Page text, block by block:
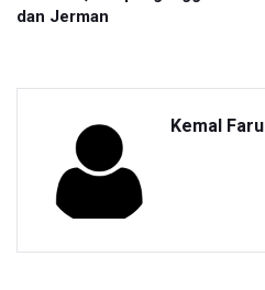
dan Jerman
Kemal